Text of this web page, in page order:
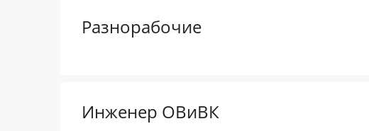
Разнорабочие
Инженер ОВиВК